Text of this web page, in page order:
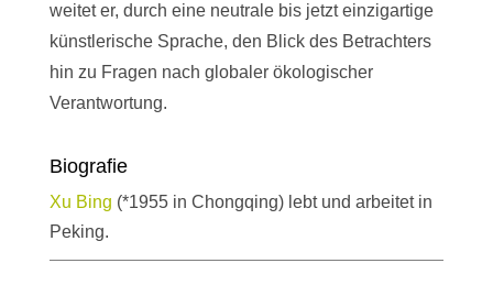
weitet er, durch eine neutrale bis jetzt einzigartige
künstlerische Sprache, den Blick des Betrachters
hin zu Fragen nach globaler ökologischer
Verantwortung.
Biografie
Xu Bing (*1955 in Chongqing) lebt und arbeitet in
Peking.